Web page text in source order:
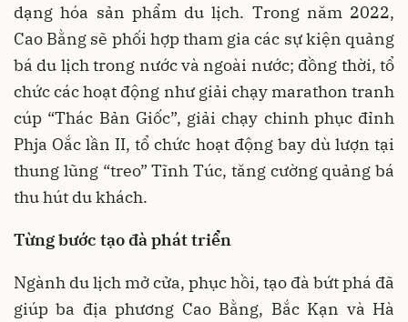
dạng hóa sản phẩm du lịch. Trong năm 2022,
Cao Bằng sẽ phối hợp tham gia các sự kiện quảng
bá du lịch trong nước và ngoài nước; đồng thời, tổ
chức các hoạt động như giải chạy marathon tranh
cúp “Thác Bản Giốc”, giải chạy chinh phục đỉnh
Phja Oắc lần II, tổ chức hoạt động bay dù lượn tại
thung lũng “treo” Tĩnh Túc, tăng cường quảng bá
thu hút du khách.
Từng bước tạo đà phát triển
Ngành du lịch mở cửa, phục hồi, tạo đà bứt phá đã
giúp ba địa phương Cao Bằng, Bắc Kạn và Hà